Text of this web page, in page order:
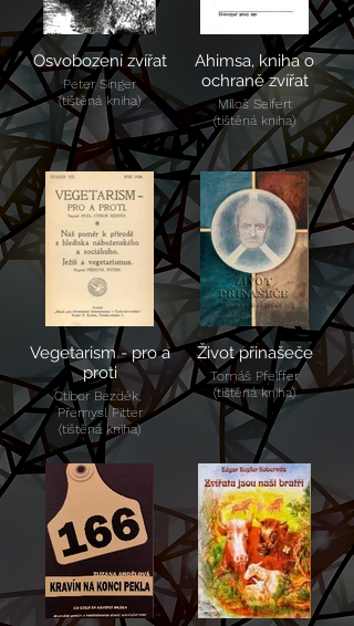
Osvobození zvířat
Peter Singer
(tištěná kniha)
Ahimsa, kniha o
ochraně zvířat
Miloš Seifert
(tištěná kniha)
Vegetarism - pro a
proti
Ctibor Bezděk,
Přemysl Pitter
(tištěná kniha)
Život přinašeče
Tomáš Pfeiffer
(tištěná kniha)